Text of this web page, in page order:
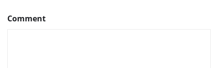
Comment